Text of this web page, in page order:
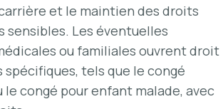
et le maintien des droits
sensibles. Les éventuelles
ou familiales ouvrent droit
tels que le congé
congé pour enfant malade, avec